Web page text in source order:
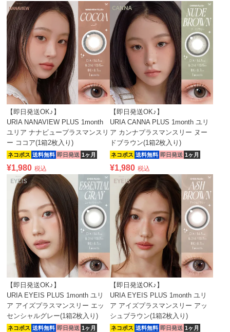
【即日発送OK♪】
URIA NANAVIEW PLUS 1month
ユリア ナナビュープラスマンスリ
ー ココア(1箱2枚入り)
ネコポス 送料無料 即日発送 1ヶ月
¥1,980 税込
【即日発送OK♪】
URIA CANNA PLUS 1month ユリ
ア カンナプラスマンスリー ヌー
ドブラウン(1箱2枚入り)
ネコポス 送料無料 即日発送 1ヶ月
¥1,980 税込
【即日発送OK♪】
URIA EYEIS PLUS 1month ユリ
ア アイズプラスマンスリー エッ
センシャルグレー(1箱2枚入り)
ネコポス 送料無料 即日発送 1ヶ月
【即日発送OK♪】
URIA EYEIS PLUS 1month ユリ
ア アイズプラスマンスリー アッ
シュブラウン(1箱2枚入り)
ネコポス 送料無料 即日発送 1ヶ月